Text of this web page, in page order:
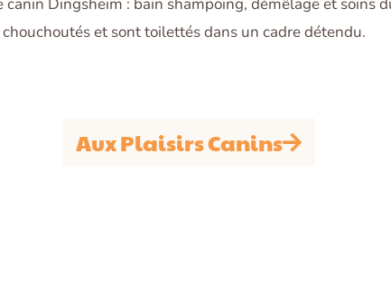
et sont toilettés dans un cadre détendu.
Aux Plaisirs Canins